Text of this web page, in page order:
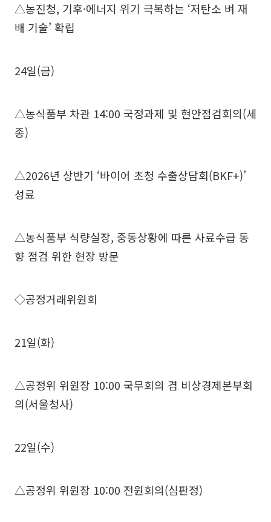
△농진청, 기후·에너지 위기 극복하는 ‘저탄소 벼 재
배 기술’ 확립
24일(금)
△농식품부 차관 14:00 국정과제 및 현안점검회의(세
종)
△2026년 상반기 ‘바이어 초청 수출상담회(BKF+)’
성료
△농식품부 식량실장, 중동상황에 따른 사료수급 동
향 점검 위한 현장 방문
◇공정거래위원회
21일(화)
△공정위 위원장 10:00 국무회의 겸 비상경제본부회
의(서울청사)
22일(수)
△공정위 위원장 10:00 전원회의(심판정)